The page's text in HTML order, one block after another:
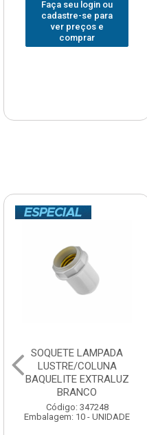
Faça seu login ou
cadastre-se para
ver preços e
comprar
SOQUETE LAMPADA
LUSTRE/COLUNA
BAQUELITE EXTRALUZ
BRANCO
Código: 347248
Embalagem: 10 - UNIDADE